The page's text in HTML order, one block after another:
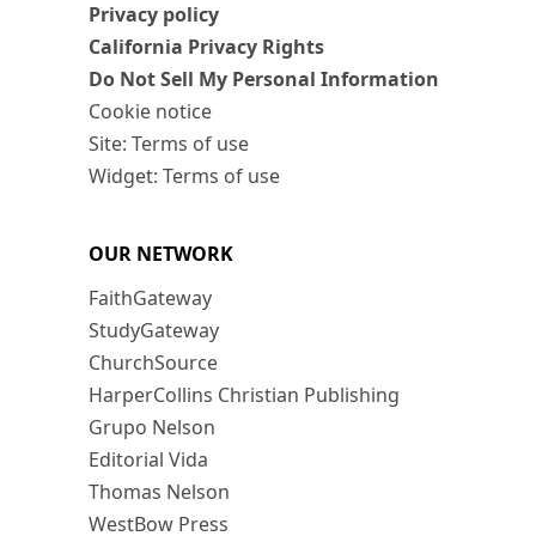
Privacy policy
California Privacy Rights
Do Not Sell My Personal Information
Cookie notice
Site: Terms of use
Widget: Terms of use
OUR NETWORK
FaithGateway
StudyGateway
ChurchSource
HarperCollins Christian Publishing
Grupo Nelson
Editorial Vida
Thomas Nelson
WestBow Press